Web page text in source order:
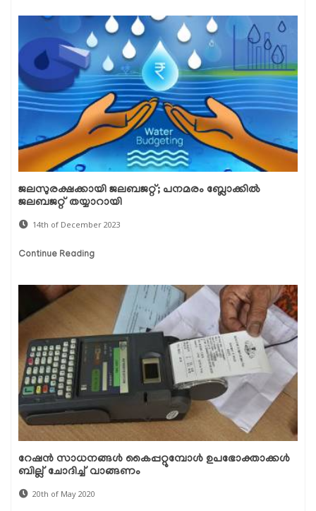
ജലസുരക്ഷക്കായി ജലബജറ്റ്; പനമരം ബ്ലോക്കില്‍
ജലബജറ്റ് തയ്യാറായി
14th of December 2023
Continue Reading
റേഷന്‍ സാധനങ്ങള്‍ കൈപ്പറ്റുമ്പോള്‍ ഉപഭോക്താക്കള്‍
ബില്ല് ചോദിച്ച് വാങ്ങണം
20th of May 2020